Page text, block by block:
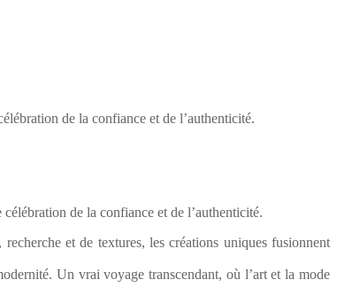
de la confiance et de l’authenticité.
de la confiance et de l’authenticité.
et de textures, les créations uniques fusionnent
Un vrai voyage transcendant, où l’art et la mode